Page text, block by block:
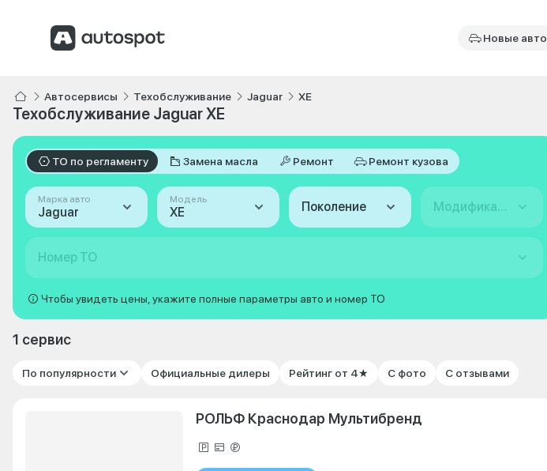
Новые авто
Автосервисы Техобслуживание Jaguar XE
Техобслуживание Jaguar XE
ТО по регламенту Замена масла Ремонт Ремонт кузова
Марка авто
Jaguar
Модель
XE Поколение Модификация
Номер ТО
Чтобы увидеть цены, укажите полные параметры авто и номер ТО
1 сервис
По популярности Официальные дилеры Рейтинг от 4★ С фото С отзывами
РОЛЬФ Краснодар Мультибренд